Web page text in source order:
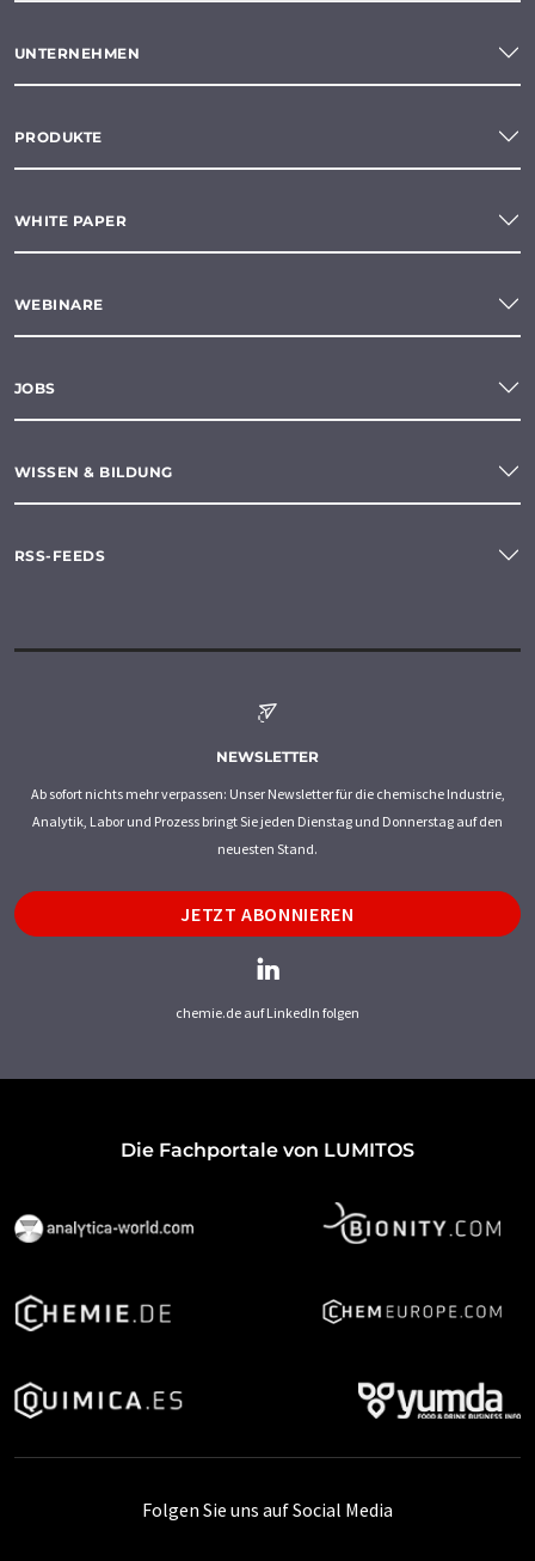
UNTERNEHMEN
PRODUKTE
WHITE PAPER
WEBINARE
JOBS
WISSEN & BILDUNG
RSS-FEEDS
NEWSLETTER
Ab sofort nichts mehr verpassen: Unser Newsletter für die chemische Industrie,
Analytik, Labor und Prozess bringt Sie jeden Dienstag und Donnerstag auf den
neuesten Stand.
JETZT ABONNIEREN
chemie.de auf LinkedIn folgen
Die Fachportale von LUMITOS
Folgen Sie uns auf Social Media